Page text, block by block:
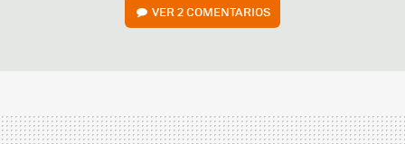
VER2 COMENTARIOS